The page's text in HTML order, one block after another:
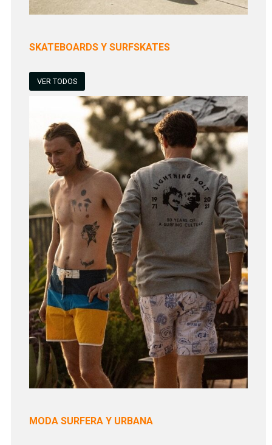
SKATEBOARDS Y SURFSKATES
VER TODOS
MODA SURFERA Y URBANA